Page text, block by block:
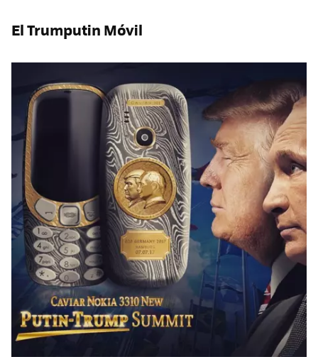
El Trumputin Móvil